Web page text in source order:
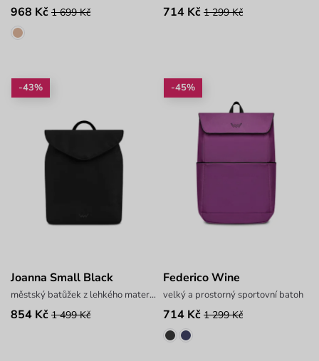
968 Kč 1 699 Kč 714 Kč 1 299 Kč
-43%
Joanna Small Black
městský batůžek z lehkého materiálu
854 Kč 1 499 Kč
-45%
Federico Wine
velký a prostorný sportovní batoh
714 Kč 1 299 Kč